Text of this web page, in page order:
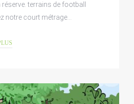
terrains de football
notre court métrage…